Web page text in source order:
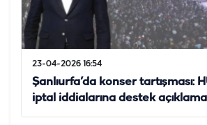
23-04-2026 16:54
Şanlıurfa’da konser tartışması:
iptal iddialarına destek